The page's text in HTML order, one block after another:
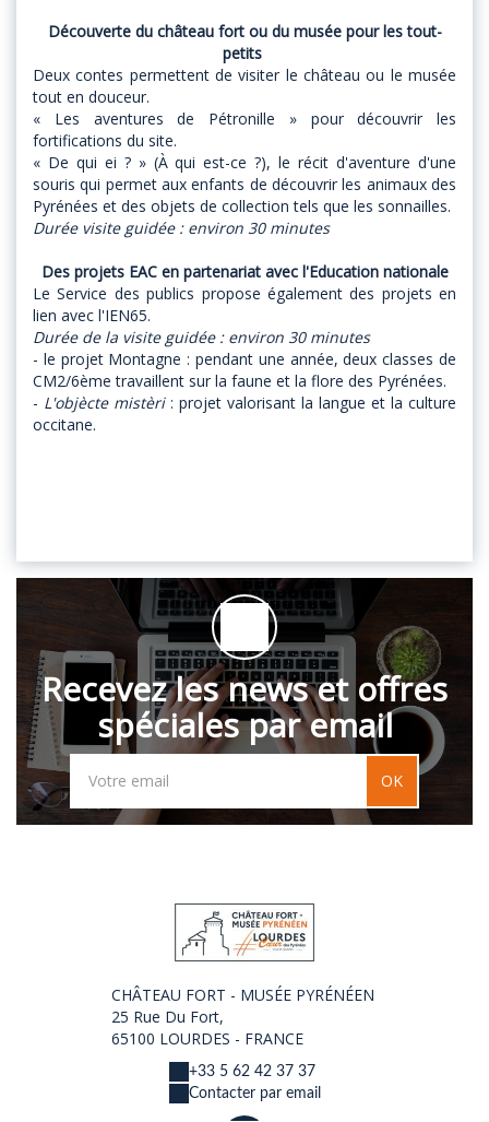
Découverte du château fort ou du musée pour les tout-
petits
Deux contes permettent de visiter le château ou le musée
tout en douceur.
« Les aventures de Pétronille » pour découvrir les
fortifications du site.
« De qui ei ? » (À qui est-ce ?), le récit d'aventure d'une
souris qui permet aux enfants de découvrir les animaux des
Pyrénées et des objets de collection tels que les sonnailles.
Durée visite guidée : environ 30 minutes
Des projets EAC en partenariat avec l'Education nationale
Le Service des publics propose également des projets en
lien avec l'IEN65.
Durée de la visite guidée : environ 30 minutes
- le projet Montagne : pendant une année, deux classes de
CM2/6ème travaillent sur la faune et la flore des Pyrénées.
- L'objècte mistèri: projet valorisant la langue et la culture
occitane.
Recevez les news et offres
spéciales par email
OK
CHÂTEAU FORT - MUSÉE PYRÉNÉEN
25 Rue Du Fort,
65100 LOURDES - FRANCE
+33 5 62 42 37 37
Contacter par email